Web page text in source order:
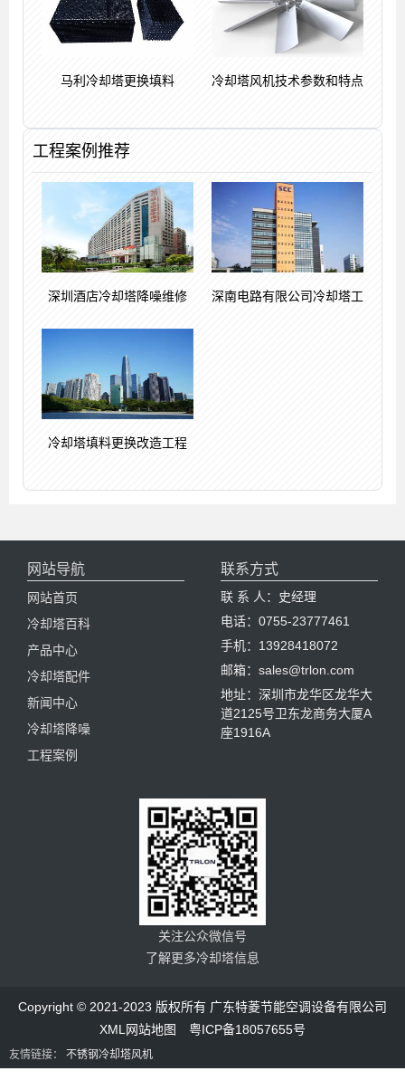
马利冷却塔更换填料 冷却塔风机技术参数和特点
工程案例推荐
深圳酒店冷却塔降噪维修 深南电路有限公司冷却塔工
冷却塔填料更换改造工程
网站导航
网站首页
冷却塔百科
产品中心
冷却塔配件
新闻中心
冷却塔降噪
工程案例
联系方式
联 系 人：史经理
电话：0755-23777461
手机：13928418072
邮箱：sales@trlon.com
地址：深圳市龙华区龙华大
道2125号卫东龙商务大厦A
座1916A
关注公众微信号
了解更多冷却塔信息
Copyright © 2021-2023 版权所有 广东特菱节能空调设备有限公司
XML网站地图
粤ICP备18057655号
友情链接： 不锈钢冷却塔风机